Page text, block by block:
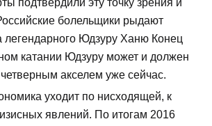
подтвердили эту точку зрения и
болельщики рыдают
легендарного Юдзуру Ханю Конец
катании Юдзуру может и должен
акселем уже сейчас.
уходит по нисходящей, к
явлений. По итогам 2016